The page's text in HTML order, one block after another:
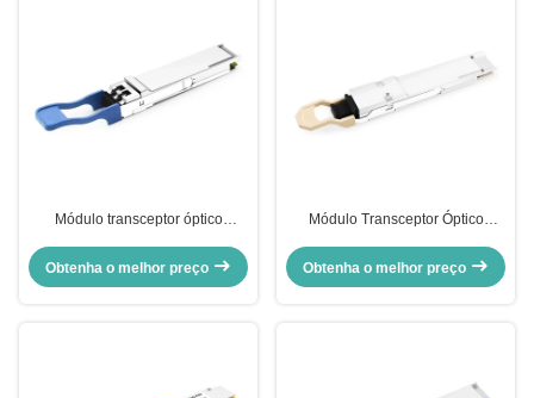
Módulo transceptor óptico
200G QSFP56 FR4 PAM4
CWDM4 2km LC SMF FEC
Obtenha o melhor preço
Módulo Transceptor Óptico
2x 100G QSFP-DD SR4 850nm
70m/100m OM3/OM4 MTP/MPO-
Obtenha o melhor preço